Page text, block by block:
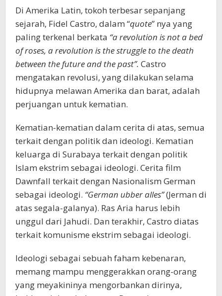
Di Amerika Latin, tokoh terbesar sepanjang
sejarah, Fidel Castro, dalam “quote” nya yang
paling terkenal berkata “a revolution is not a bed
of roses, a revolution is the struggle to the death
between the future and the past”. Castro
mengatakan revolusi, yang dilakukan selama
hidupnya melawan Amerika dan barat, adalah
perjuangan untuk kematian.
Kematian-kematian dalam cerita di atas, semua
terkait dengan politik dan ideologi. Kematian
keluarga di Surabaya terkait dengan politik
Islam ekstrim sebagai ideologi. Cerita film
Dawnfall terkait dengan Nasionalism German
sebagai ideologi. “German ubber alles”(Jerman di
atas segala-galanya). Ras Aria harus lebih
unggul dari Jahudi. Dan terakhir, Castro diatas
terkait komunisme ekstrim sebagai ideologi.
Ideologi sebagai sebuah faham kebenaran,
memang mampu menggerakkan orang-orang
yang meyakininya mengorbankan dirinya,